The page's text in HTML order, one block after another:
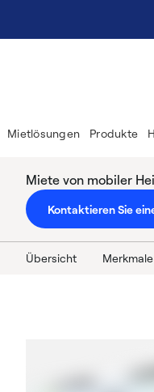
Mietlösungen Produkte
Miete von mobiler
Kontaktieren Sie
Übersicht